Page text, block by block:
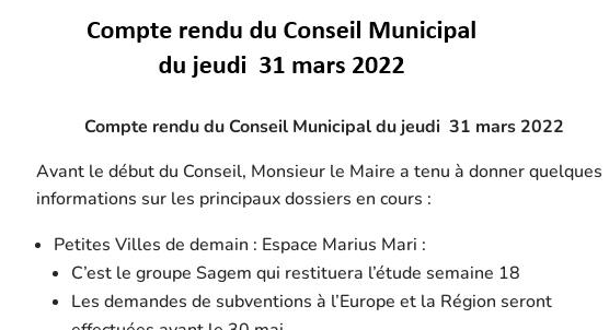
Compte rendu du Conseil Municipal du jeudi 31 mars 2022
Avant le début du Conseil, Monsieur le Maire a tenu à donner quelques
informations sur les principaux dossiers en cours :
Petites Villes de demain : Espace Marius Mari :
C’est le groupe Sagem qui restituera l’étude semaine 18
Les demandes de subventions à l’Europe et la Région seront